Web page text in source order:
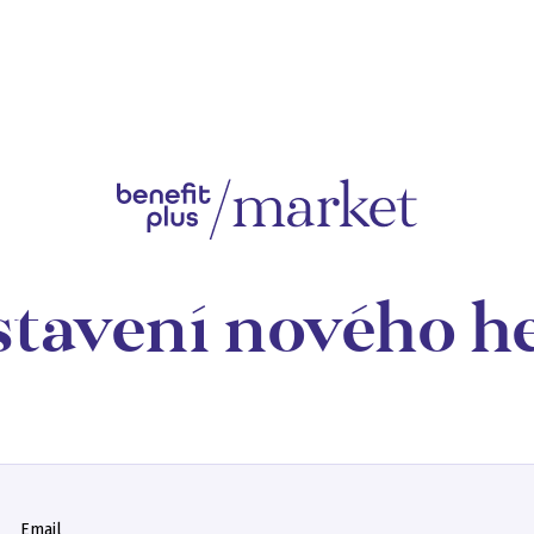
nového
Email